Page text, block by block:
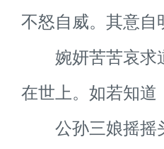
不怒自威。其意自
婉妍苦苦哀求
在世上。如若知道
公孙三娘摇摇